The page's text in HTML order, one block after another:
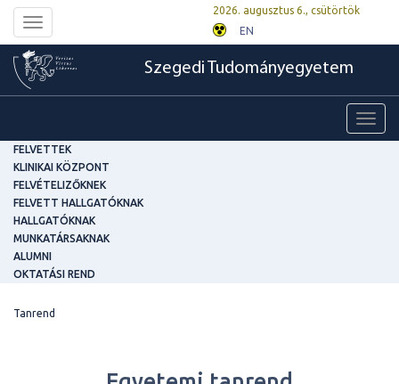
Toggle
navigation
2026. augusztus 6., csütörtök
EN
Szegedi Tudományegyetem
FELVETTEK
KLINIKAI KÖZPONT
FELVÉTELIZŐKNEK
FELVETT HALLGATÓKNAK
HALLGATÓKNAK
MUNKATÁRSAKNAK
ALUMNI
OKTATÁSI REND
Tanrend